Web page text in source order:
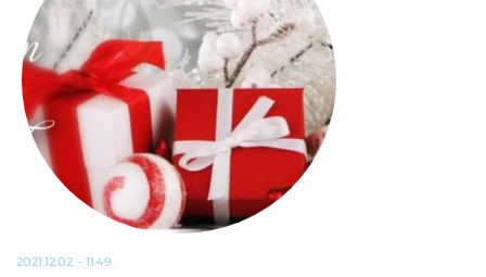
2021.12.02. - 11:49